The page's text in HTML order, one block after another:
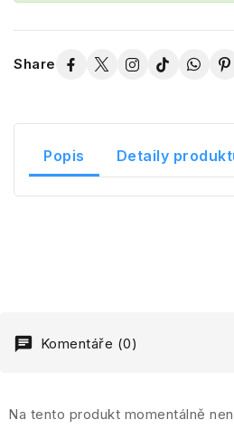
Share
Popis Detaily
Komentáře (0)
Na tento produkt momentálně